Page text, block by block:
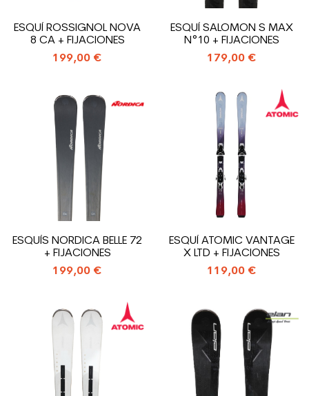
ESQUÍ ROSSIGNOL NOVA
8 CA + FIJACIONES
199,00 €
ESQUÍ SALOMON S MAX
N°10 + FIJACIONES
179,00 €
ESQUÍS NORDICA BELLE 72
+ FIJACIONES
199,00 €
ESQUÍ ATOMIC VANTAGE
X LTD + FIJACIONES
119,00 €